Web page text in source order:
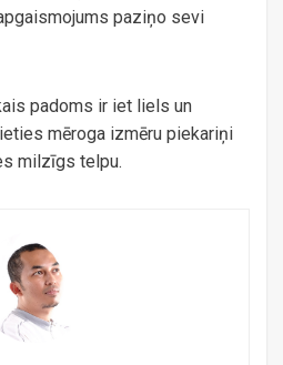
paziņo sevi
padoms ir iet liels un
mēroga izmēru piekariņi
milzīgs telpu.